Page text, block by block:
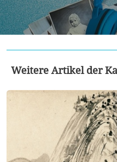
Weitere Artikel der